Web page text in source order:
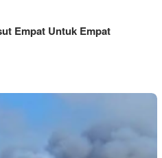
Empat Untuk Empat